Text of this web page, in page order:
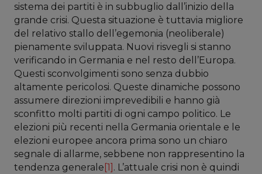
sistema dei partiti è in subbuglio dall’inizio della
grande crisi. Questa situazione è tuttavia migliore
del relativo stallo dell’egemonia (neoliberale)
pienamente sviluppata. Nuovi risvegli si stanno
verificando in Germania e nel resto dell’Europa.
Questi sconvolgimenti sono senza dubbio
altamente pericolosi. Queste dinamiche possono
assumere direzioni imprevedibili e hanno già
sconfitto molti partiti di ogni campo politico. Le
elezioni più recenti nella Germania orientale e le
elezioni europee ancora prima sono un chiaro
segnale di allarme, sebbene non rappresentino la
tendenza generale [1] . L’attuale crisi non è quindi